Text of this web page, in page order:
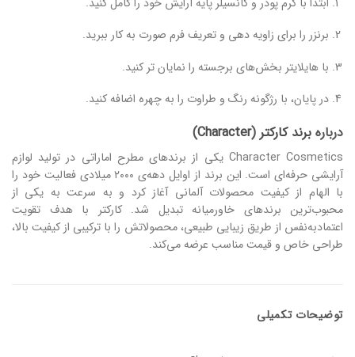
برنزر را برای زاویه‌ دهی و تعریف فرم صورت به‌ کار ببرید.
با هایلایتر بخش‌های برجسته را نمایان‌ تر کنید.
در پایان، با رژگونه رنگ و طراوت را به چهره اضافه کنید.
درباره برند کارکتر (
Character
)
Character Cosmetics یکی از برندهای مطرح اماراتی در تولید لوازم
آرایشی حرفه‌ای است. این برند از اوایل دهه‌ی ۲۰۰۰ میلادی فعالیت خود را
با الهام از کیفیت محصولات آلمانی آغاز کرد و به سرعت به یکی از
محبوب‌ترین برندهای خاورمیانه تبدیل شد. کارکتر با هدف تقویت
اعتمادبه‌نفس از طریق زیبایی طبیعی، محصولاتش را با ترکیبی از کیفیت بالا،
طراحی خاص و قیمت مناسب عرضه می‌کند.
توضیحات تکمیلی